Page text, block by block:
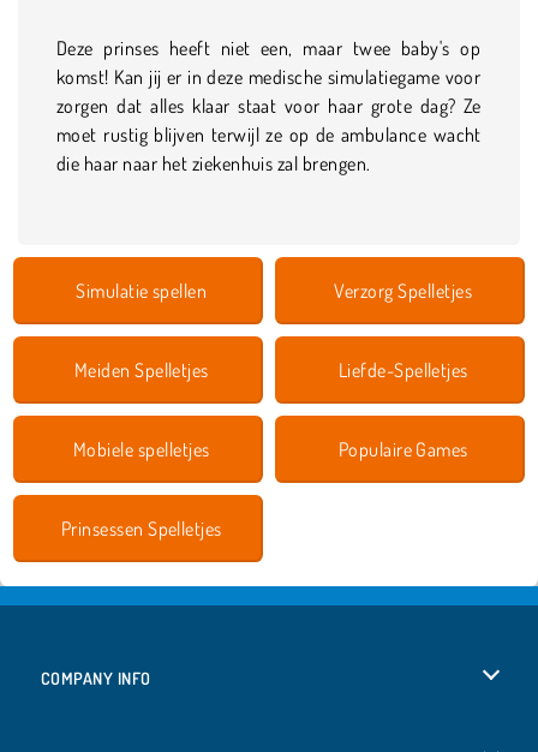
Deze prinses heeft niet een, maar twee baby's op
komst! Kan jij er in deze medische simulatiegame voor
zorgen dat alles klaar staat voor haar grote dag? Ze
moet rustig blijven terwijl ze op de ambulance wacht
die haar naar het ziekenhuis zal brengen.
Simulatie spellen Verzorg Spelletjes
Meiden Spelletjes Liefde-Spelletjes
Mobiele spelletjes Populaire Games
Prinsessen Spelletjes
COMPANY INFO